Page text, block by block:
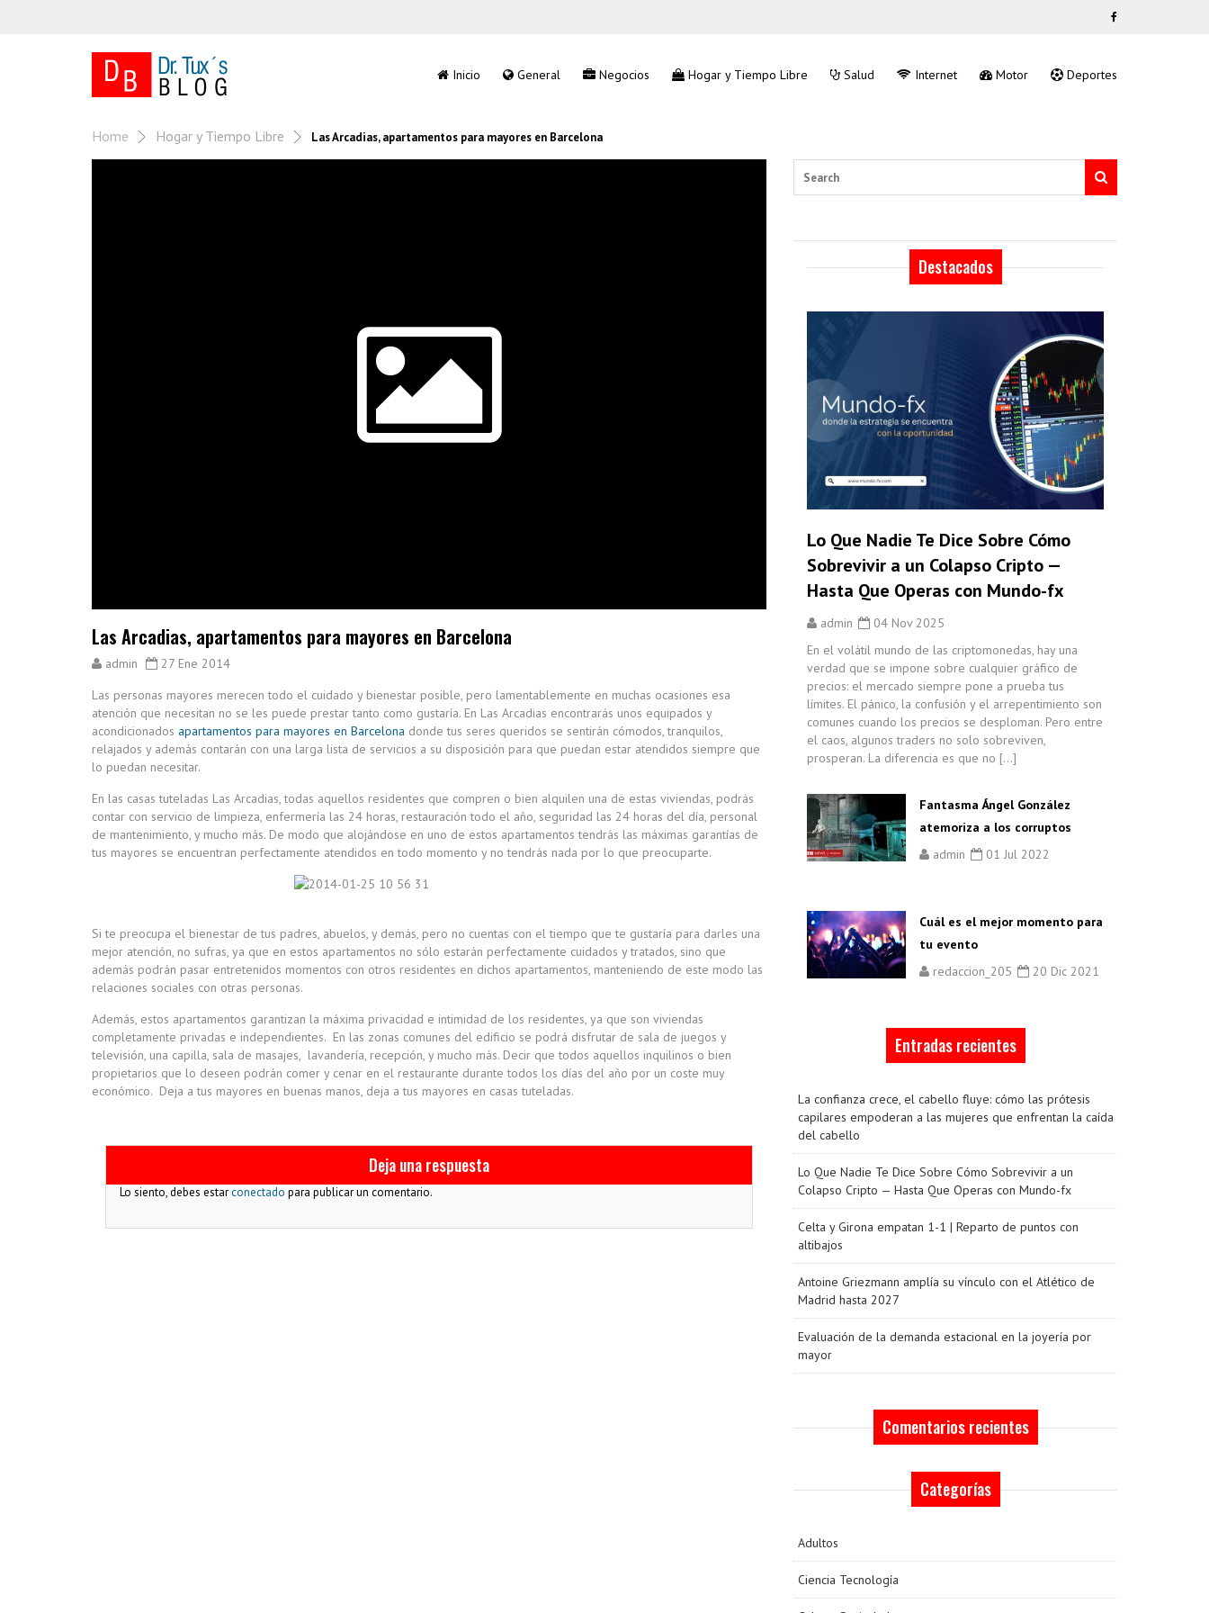
Inicio General Negocios Hogar y Tiempo Libre Salud Internet Motor Deportes
Home Hogar y Tiempo Libre Las Arcadias, apartamentos para mayores en Barcelona
Las Arcadias, apartamentos para mayores en Barcelona
admin
27 Ene 2014
Las personas mayores merecen todo el cuidado y bienestar posible, pero lamentablemente en muchas ocasiones esa
atención que necesitan no se les puede prestar tanto como gustaría. En Las Arcadias encontrarás unos equipados y
acondicionados apartamentos para mayores en Barcelona donde tus seres queridos se sentirán cómodos, tranquilos,
relajados y además contarán con una larga lista de servicios a su disposición para que puedan estar atendidos siempre que
lo puedan necesitar.
En las casas tuteladas Las Arcadias, todas aquellos residentes que compren o bien alquilen una de estas viviendas, podrás
contar con servicio de limpieza, enfermería las 24 horas, restauración todo el año, seguridad las 24 horas del día, personal
de mantenimiento, y mucho más. De modo que alojándose en uno de estos apartamentos tendrás las máximas garantías de
tus mayores se encuentran perfectamente atendidos en todo momento y no tendrás nada por lo que preocuparte.
Si te preocupa el bienestar de tus padres, abuelos, y demás, pero no cuentas con el tiempo que te gustaría para darles una
mejor atención, no sufras, ya que en estos apartamentos no sólo estarán perfectamente cuidados y tratados, sino que
además podrán pasar entretenidos momentos con otros residentes en dichos apartamentos, manteniendo de este modo las
relaciones sociales con otras personas.
Además, estos apartamentos garantizan la máxima privacidad e intimidad de los residentes, ya que son viviendas
completamente privadas e independientes. En las zonas comunes del edificio se podrá disfrutar de sala de juegos y
televisión, una capilla, sala de masajes, lavandería, recepción, y mucho más. Decir que todos aquellos inquilinos o bien
propietarios que lo deseen podrán comer y cenar en el restaurante durante todos los días del año por un coste muy
económico. Deja a tus mayores en buenas manos, deja a tus mayores en casas tuteladas.
Deja una respuesta
Lo siento, debes estarconectado para publicar un comentario.
Destacados
Lo Que Nadie Te Dice Sobre Cómo
Sobrevivir a un Colapso Cripto —
Hasta Que Operas con Mundo-fx
admin
04 Nov 2025
En el volátil mundo de las criptomonedas, hay una
verdad que se impone sobre cualquier gráfico de
precios: el mercado siempre pone a prueba tus
límites. El pánico, la confusión y el arrepentimiento son
comunes cuando los precios se desploman. Pero entre
el caos, algunos traders no solo sobreviven,
prosperan. La diferencia es que no […]
Fantasma Ángel González
atemoriza a los corruptos
admin
01 Jul 2022
Cuál es el mejor momento para
tu evento
redaccion_205
20 Dic 2021
Entradas recientes
La confianza crece, el cabello fluye: cómo las prótesis
capilares empoderan a las mujeres que enfrentan la caída
del cabello
Lo Que Nadie Te Dice Sobre Cómo Sobrevivir a un
Colapso Cripto — Hasta Que Operas con Mundo-fx
Celta y Girona empatan 1-1 | Reparto de puntos con
altibajos
Antoine Griezmann amplía su vínculo con el Atlético de
Madrid hasta 2027
Evaluación de la demanda estacional en la joyería por
mayor
Comentarios recientes
Categorías
Adultos
Ciencia Tecnología